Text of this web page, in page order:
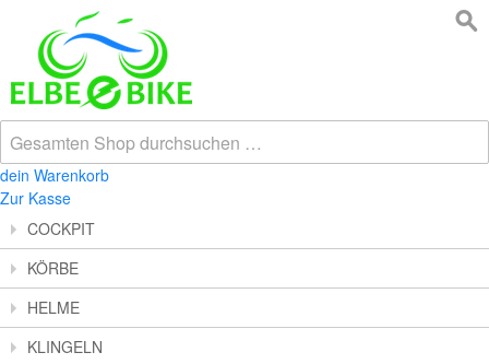
dein Warenkorb
Zur Kasse
COCKPIT
KÖRBE
HELME
KLINGELN